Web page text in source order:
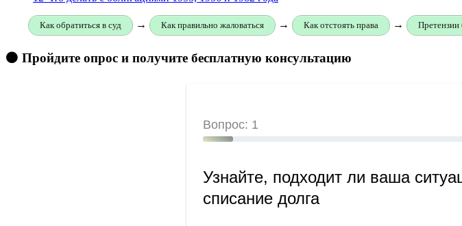
Как обратиться в суд → Как правильно жаловаться → Как отстоять права → Претензии
🟠 Пройдите опрос и получите бесплатную консультацию